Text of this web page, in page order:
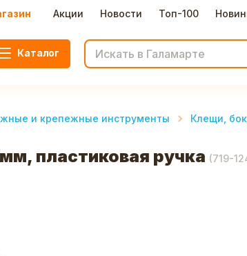
Акции Новости Топ-100
Каталог
и крепежные инструменты Клещи,
пластиковая ручка (719-